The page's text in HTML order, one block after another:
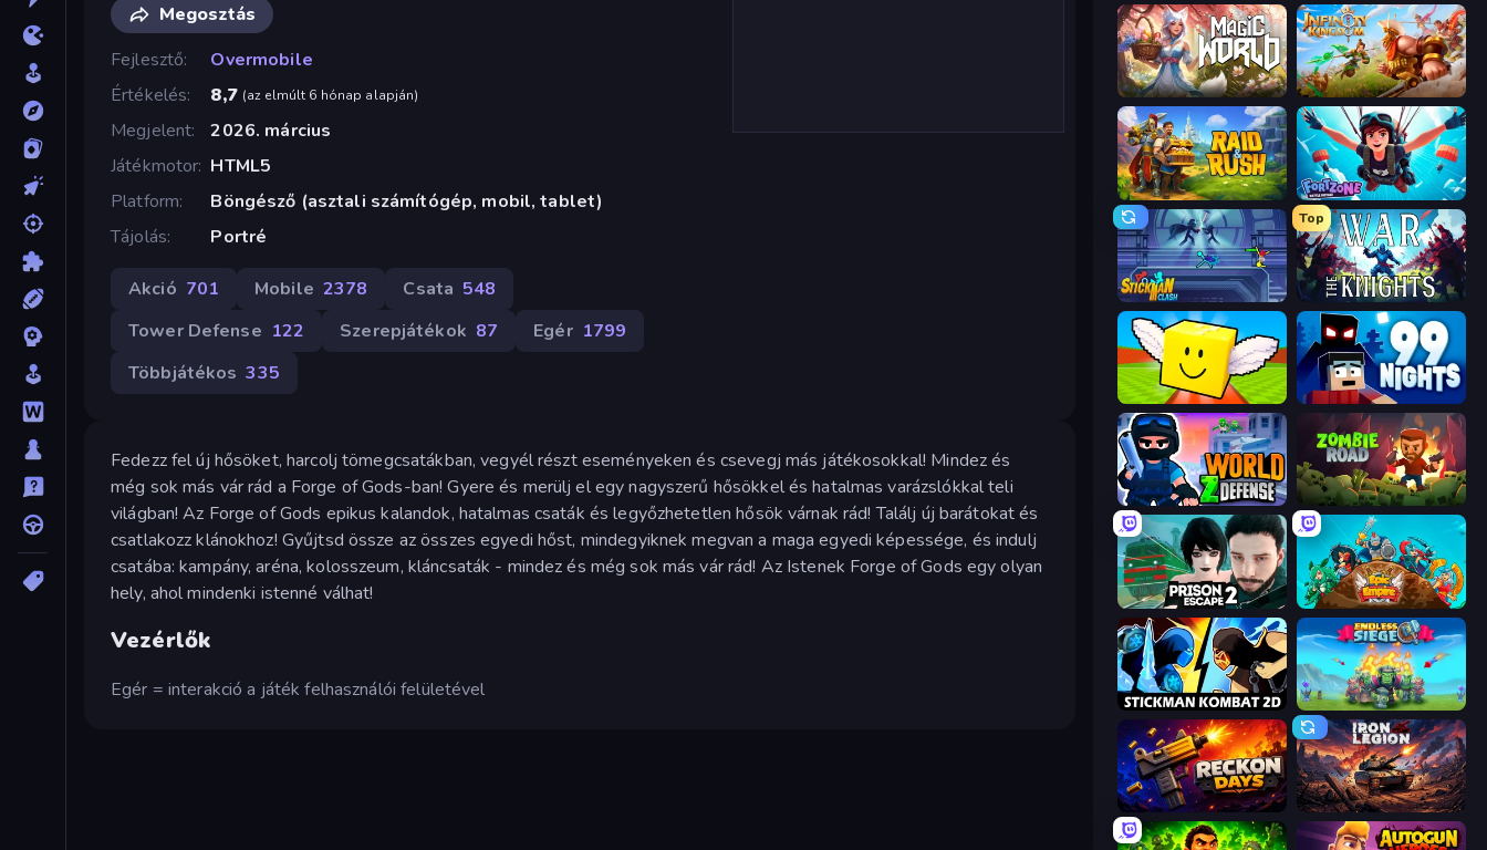
Megosztás
Fejlesztő
Overmobile
Értékelés
8,7 (az elmúlt 6 hónap alapján)
Megjelent
2026. március
Játékmotor HTML5
Platform
Böngésző (asztali számítógép, mobil, tablet)
Tájolás
Portré
Akció 701 Mobile 2378 Csata 548
Tower Defense 122 Szerepjátékok 87 Egér 1799
Többjátékos 335
Fedezz fel új hősöket, harcolj tömegcsatákban, vegyél részt eseményeken és csevegj más játékosokkal! Mindez és
még sok más vár rád a Forge of Gods-ban! Gyere és merülj el egy nagyszerű hősökkel és hatalmas varázslókkal teli
világban! Az Forge of Gods epikus kalandok, hatalmas csaták és legyőzhetetlen hősök várnak rád! Találj új barátokat és
csatlakozz klánokhoz! Gyűjtsd össze az összes egyedi hőst, mindegyiknek megvan a maga egyedi képessége, és indulj
csatába: kampány, aréna, kolosszeum, kláncsaták - mindez és még sok más vár rád! Az Istenek Forge of Gods egy olyan
hely, ahol mindenki istenné válhat!
Vezérlők
Egér = interakció a játék felhasználói felületével
Magic World Infinity Kingdom
Raid & Rush Fortzone Battle Royale
Stickman Clash
Top
War the Knights
Lucky Brainrot Blocks Online 99 Nights (Bloxd.io)
World Z Defense - Zombie Defense Zombie Road
Prison Escape 2 Epic Empire: Tower Defense
Stickman Kombat 2D Endless Siege
Reckon Days Iron Legion